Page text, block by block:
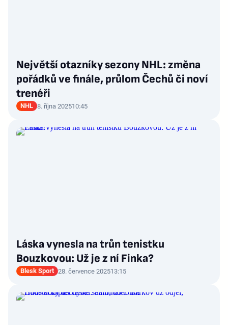
Největší otazníky sezony NHL: změna
pořádků ve finále, průlom Čechů či noví
trenéři
NHL 8. října 202510:45
Láska vynesla na trůn tenistku
Bouzkovou: Už je z ní Finka?
Blesk Sport 28. července 202513:15